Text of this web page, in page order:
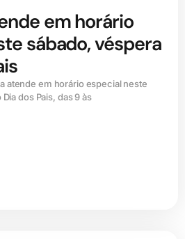
em horário
sábado, véspera
atende em horário especial neste
dos Pais, das 9 às